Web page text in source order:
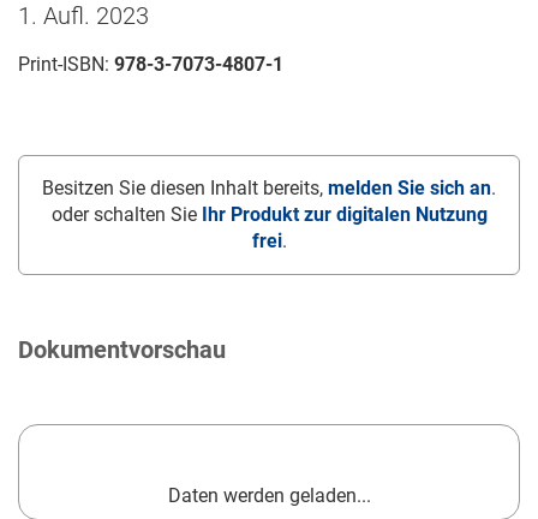
1. Aufl. 2023
Print-ISBN: 978-3-7073-4807-1
Besitzen Sie diesen Inhalt bereits, melden Sie sich an.
oder schalten Sie Ihr Produkt zur digitalen Nutzung
frei.
Dokumentvorschau
Daten werden geladen...